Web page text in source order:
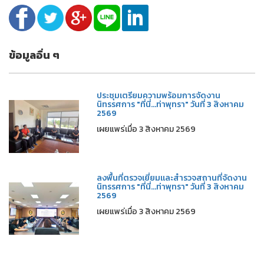
ข้อมูลอื่น ๆ
ประชุมเตรียมความพร้อมการจัดงาน
นิทรรศการ "ที่นี่...ท่าพุทรา" วันที่ 3 สิงหาคม
2569
เผยแพร่เมื่อ 3 สิงหาคม 2569
ลงพื้นที่ตรวจเยี่ยมและสำรวจสถานที่จัดงาน
นิทรรศการ "ที่นี่...ท่าพุทรา" วันที่ 3 สิงหาคม
2569
เผยแพร่เมื่อ 3 สิงหาคม 2569